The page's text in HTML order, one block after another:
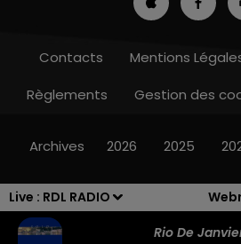
Live : RDL RADIO
Rio De
7h00 - 10h00
Contacts Mentions
Règlements
Gestion des
Archives 2026 2025